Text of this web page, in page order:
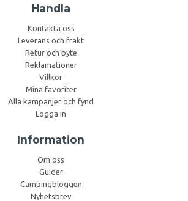
Handla
Kontakta oss
Leverans och frakt
Retur och byte
Reklamationer
Villkor
Mina favoriter
Alla kampanjer och fynd
Logga in
Information
Om oss
Guider
Campingbloggen
Nyhetsbrev